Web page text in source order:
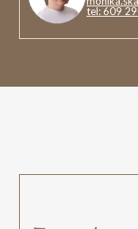
tel: 609